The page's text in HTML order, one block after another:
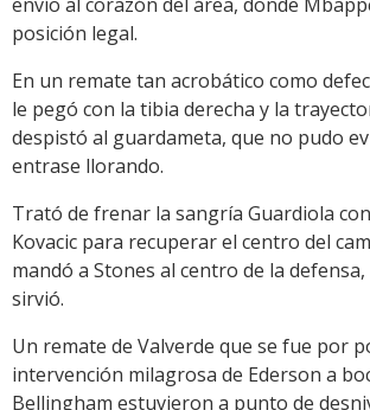
posición legal.
En un remate tan acrobático como
le pegó con la tibia derecha y la
despistó al guardameta, que no pudo
entrase llorando.
Trató de frenar la sangría Guardiola
Kovacic para recuperar el centro del
mandó a Stones al centro de la
sirvió.
Un remate de Valverde que se fue por
intervención milagrosa de Ederson a
Bellingham estuvieron a punto de